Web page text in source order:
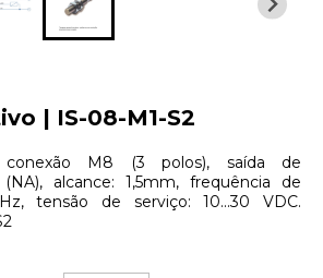
| IS-08-M1-S2
conexão M8 (3 polos), saída de
alcance: 1,5mm, frequência de
tensão de serviço: 10...30 VDC.